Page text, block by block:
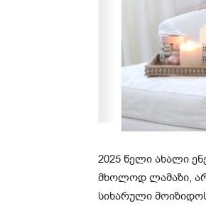
2025 წელი ახალი
მხოლოდ ლამაზი,
სიხარული